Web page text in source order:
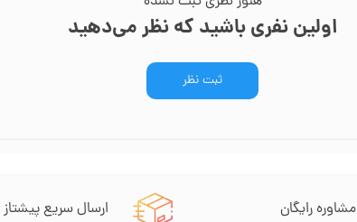
اولین نفری باشید که نظر می‌دهید
ثبت نظر
مشاوره رایگان ارسال سریع پیشتاز